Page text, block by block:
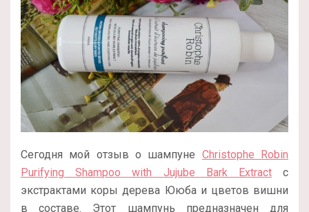
Сегодня мой отзыв о шампуне Christophe Robin
Purifying Shampoo with Jujube Bark Extractс
экстрактами коры дерева Ююба и цветов вишни
в составе. Этот шампунь предназначен для